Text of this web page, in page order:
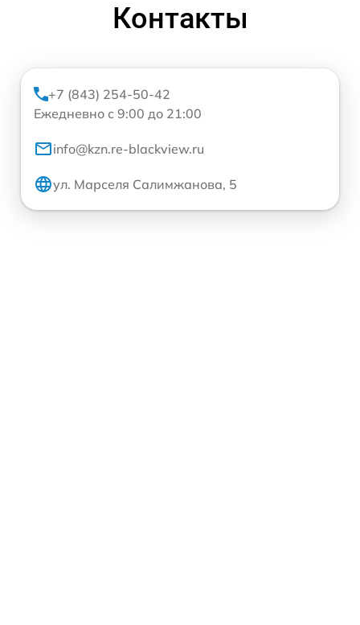
Контакты
+7 (843) 254-50-42
Ежедневно с 9:00 до 21:00
info@kzn.re-blackview.ru
ул. Марселя Салимжанова, 5